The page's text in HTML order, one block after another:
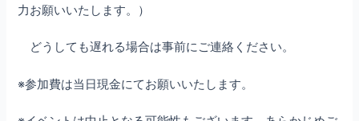
力お願いいたします。）
どうしても遅れる場合は事前にご連絡ください。
※参加費は当日現金にてお願いいたします。